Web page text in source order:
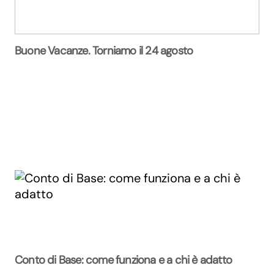
Buone Vacanze. Torniamo il 24 agosto
Conto di Base: come funziona e a chi è adatto